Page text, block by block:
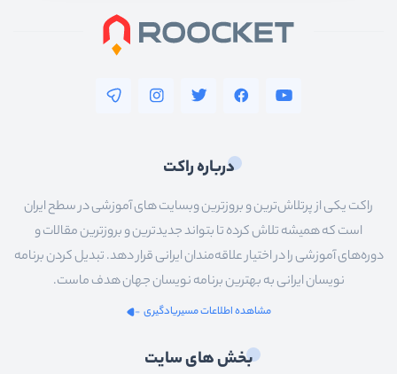
درباره راکت
راکت یکی از پرتلاش‌ترین و بروزترین وبسایت های آموزشی در سطح ایران
است که همیشه تلاش کرده تا بتواند جدیدترین و بروزترین مقالات و
دوره‌های آموزشی را در اختیار علاقه‌مندان ایرانی قرار دهد. تبدیل کردن برنامه
نویسان ایرانی به بهترین برنامه نویسان جهان هدف ماست.
مشاهده اطلاعات مسیریادگیری
بخش های سایت